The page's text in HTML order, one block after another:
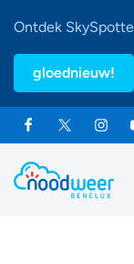
Ontdek
gloednieuw!